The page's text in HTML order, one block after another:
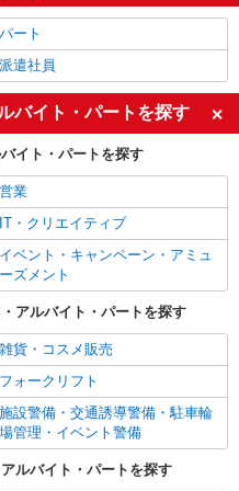
パート
派遣社員
バイト・パートを探す
イト・パートを探す
営業
IT・クリエイティブ
イベント・キャンペーン・アミュ
ーズメント
アルバイト・パートを探す
雑貨・コスメ販売
フォークリフト
施設警備・交通誘導警備・駐車輪
場管理・イベント警備
ルバイト・パートを探す